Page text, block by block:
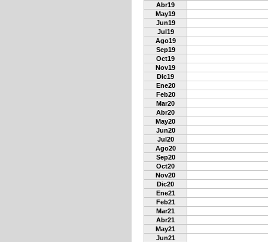
Abr19
May19
Jun19
Jul19
Ago19
Sep19
Oct19
Nov19
Dic19
Ene20
Feb20
Mar20
Abr20
May20
Jun20
Jul20
Ago20
Sep20
Oct20
Nov20
Dic20
Ene21
Feb21
Mar21
Abr21
May21
Jun21